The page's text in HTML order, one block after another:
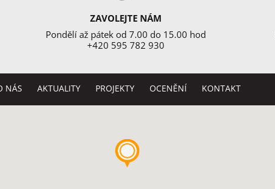
ZAVOLEJTE NÁM
Pondělí až pátek od 7.00 do 15.00 hod
+420 595 782 930
NÁS AKTUALITY PROJEKTY OCENĚNÍ KONTAKT